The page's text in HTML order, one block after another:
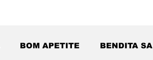
BOM APETITE BENDITA